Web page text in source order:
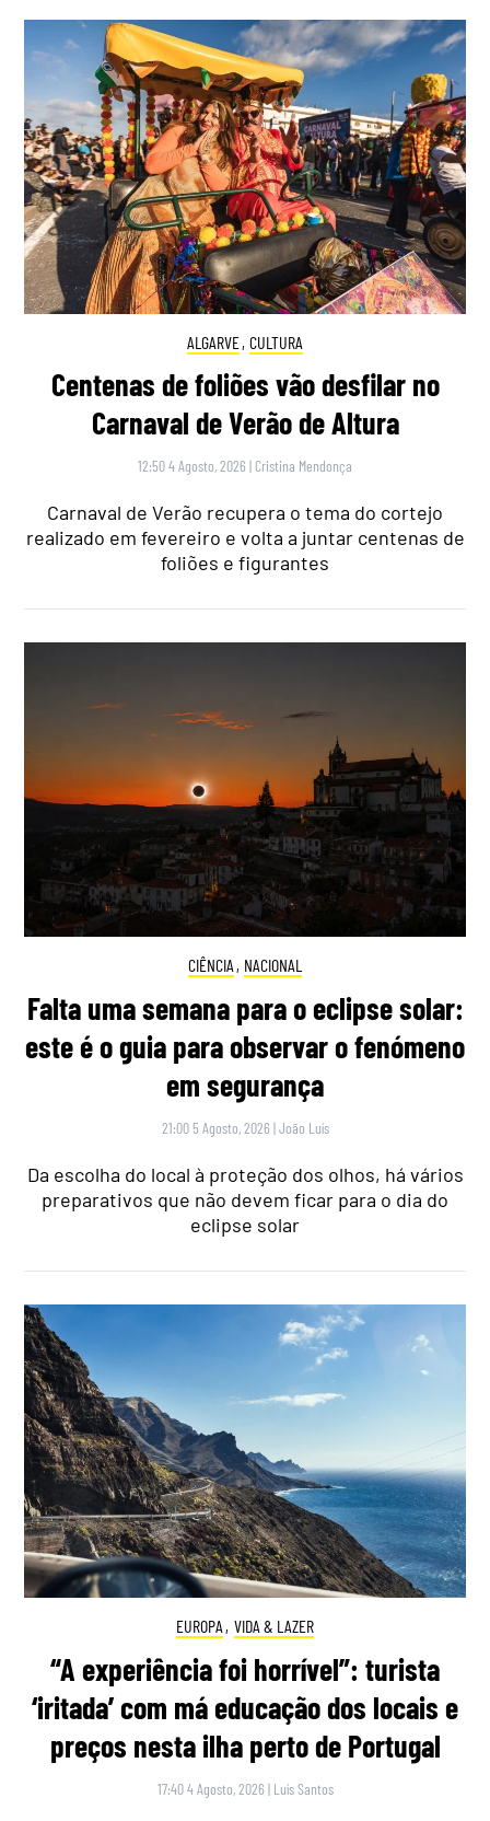
ALGARVE, CULTURA
Centenas de foliões vão desfilar no
Carnaval de Verão de Altura
12:50 4 Agosto, 2026 | Cristina Mendonça
Carnaval de Verão recupera o tema do cortejo
realizado em fevereiro e volta a juntar centenas de
foliões e figurantes
CIÊNCIA , NACIONAL
Falta uma semana para o eclipse solar:
este é o guia para observar o fenómeno
em segurança
21:00 5 Agosto, 2026 |João Luís
Da escolha do local à proteção dos olhos, há vários
preparativos que não devem ficar para o dia do
eclipse solar
EUROPA , VIDA & LAZER
“A experiência foi horrível”: turista
‘iritada’ com má educação dos locais e
preços nesta ilha perto de Portugal
17:40 4 Agosto, 2026 | Luís Santos